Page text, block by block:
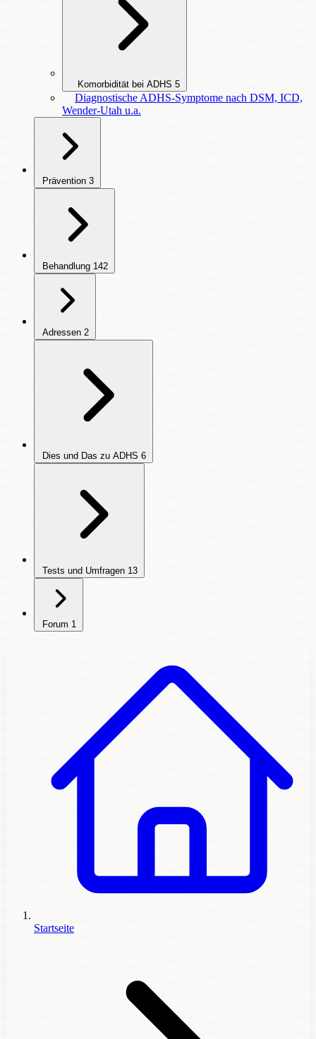
Komorbidität bei ADHS 5
Diagnostische ADHS-Symptome nach DSM, ICD,
Wender-Utah u.a.
Prävention 3
Behandlung 142
Adressen 2
Dies und Das zu ADHS 6
Tests und Umfragen 13
Forum 1
Startseite